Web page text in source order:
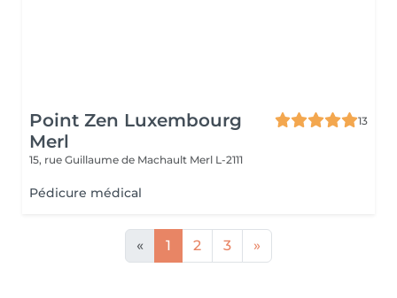
Point Zen Luxembourg
Merl
13
15, rue Guillaume de Machault Merl L-2111
Pédicure médical
« 1 2 3 »